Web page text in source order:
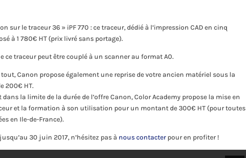
sur le traceur 36 » iPF 770 : ce traceur, dédié à l’impression CAD en cinq
à 1 780€ HT (prix livré sans portage).
ce traceur peut être couplé à un scanner au format A0.
Canon propose également une reprise de votre ancien matériel sous la
200€ HT.
dans la limite de la durée de l’offre Canon, Color Academy propose la mise en
et la formation à son utilisation pour un montant de 300€ HT (pour toutes
en Ile-de-France).
30 juin 2017, n’hésitez pas à nous contacterpour en profiter !